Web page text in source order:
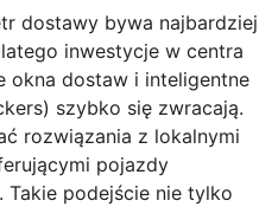
dostawy bywa najbardziej
inwestycje w centra
okna dostaw i inteligentne
szybko się zwracają.
rozwiązania z lokalnymi
pojazdy
podejście nie tylko